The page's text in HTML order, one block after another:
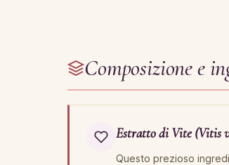
Composizione e
Estratto di Vite (Vitis
Questo prezioso